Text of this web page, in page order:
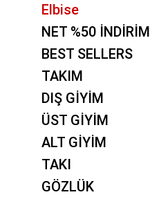
Elbise
NET %50 İNDİRİM
BEST SELLERS
TAKIM
DIŞ GİYİM
ÜST GİYİM
ALT GİYİM
TAKI
GÖZLÜK